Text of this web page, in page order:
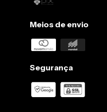
Meios de envio
Segurança